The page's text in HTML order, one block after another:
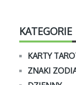
KATEGORIE
KARTY
ZNAKI